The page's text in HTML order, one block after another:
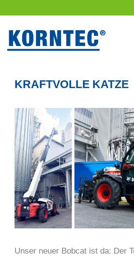
KRAFTVOLLE KATZE
Unser neuer Bobcat ist da: Der